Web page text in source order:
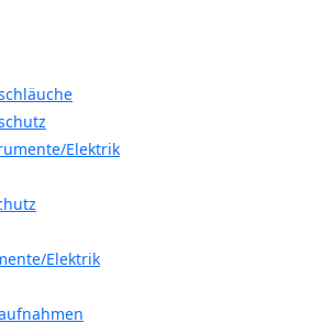
Elektrik
Elektrik